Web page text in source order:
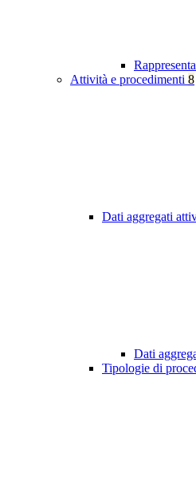
Attività e procedimenti 8
Dati aggregati
Dati
Tipologie di